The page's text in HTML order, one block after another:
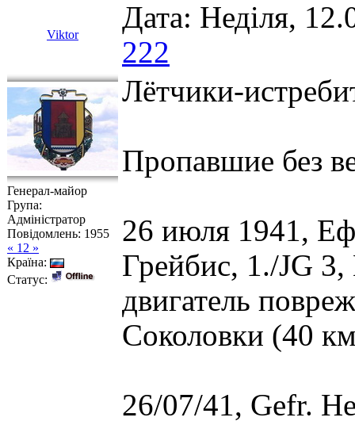
Viktor
Дата: Неділя,
222
Генерал-майор
Група:
Адміністратор
Повідомлень: 1955
« 12 »
Країна:
Статус:
Лётчики-
Пропавшие без
26 июля 1941,
Грейбис, 1./JG
двигатель
Соколовки (40
26/07/41, Gefr.